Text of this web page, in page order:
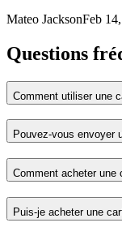
Mateo JacksonFeb
Questions
Comment utiliser une
Pouvez-vous envoyer
Comment acheter une
Puis-je acheter une